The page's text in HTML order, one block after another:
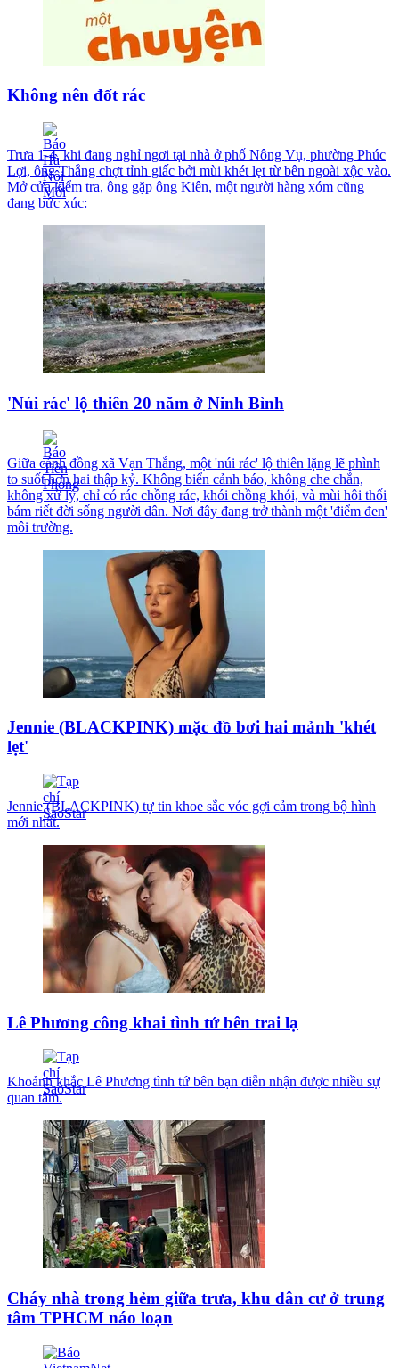
Không nên đốt rác
Trưa 1-4, khi đang nghỉ ngơi tại nhà ở phố Nông Vụ, phường Phúc
Lợi, ông Thắng chợt tỉnh giấc bởi mùi khét lẹt từ bên ngoài xộc vào.
Mở cửa kiểm tra, ông gặp ông Kiên, một người hàng xóm cũng
đang bức xúc:
'Núi rác' lộ thiên 20 năm ở Ninh Bình
Giữa cánh đồng xã Vạn Thắng, một 'núi rác' lộ thiên lặng lẽ phình
to suốt hơn hai thập kỷ. Không biển cảnh báo, không che chắn,
không xử lý, chỉ có rác chồng rác, khói chồng khói, và mùi hôi thối
bám riết đời sống người dân. Nơi đây đang trở thành một 'điểm đen'
môi trường.
Jennie (BLACKPINK) mặc đồ bơi hai mảnh 'khét
lẹt'
Jennie (BLACKPINK) tự tin khoe sắc vóc gợi cảm trong bộ hình
mới nhất.
Lê Phương công khai tình tứ bên trai lạ
Khoảnh khắc Lê Phương tình tứ bên bạn diễn nhận được nhiều sự
quan tâm.
Cháy nhà trong hẻm giữa trưa, khu dân cư ở trung
tâm TPHCM náo loạn